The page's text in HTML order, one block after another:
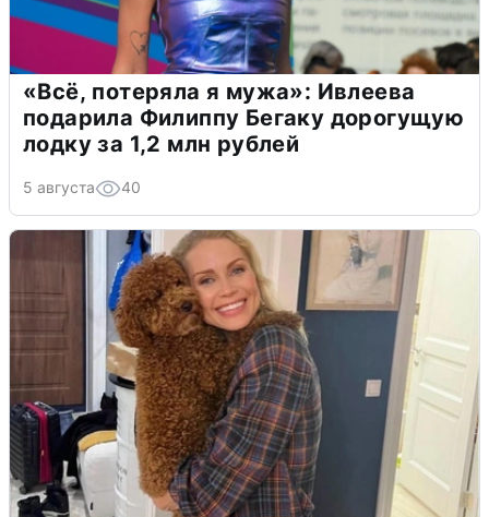
«Всё, потеряла я мужа»: Ивлеева
подарила Филиппу Бегаку дорогущую
лодку за 1,2 млн рублей
5 августа 40